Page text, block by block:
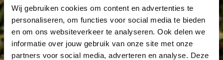
Wij gebruiken cookies om content en advertenties te
personaliseren, om functies voor social media te bieden
en om ons websiteverkeer te analyseren. Ook delen we
informatie over jouw gebruik van onze site met onze
partners voor social media, adverteren en analyse. Deze